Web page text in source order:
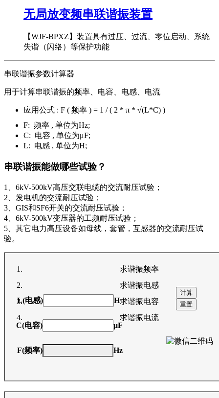
无局放变频串联谐振装置
【WJF-BPXZ】装置具有过压、过流、零位启动、系统
失谐（闪络）等保护功能
串联谐振参数计算器
用于计算串联谐振的频率、电容、电感、电流
应用公式 : F ( 频率 ) = 1 / ( 2 * π * √(L*C) )
F: 频率 , 单位为Hz;
C: 电容 , 单位为μF;
L: 电感 , 单位为H;
串联谐振能做哪些试验？
1、6kV-500kV高压交联电缆的交流耐压试验；
2、发电机的交流耐压试验；
3、GIS和SF6开关的交流耐压试验；
4、6kV-500kV变压器的工频耐压试验；
5、其它电力高压设备如母线，套管，互感器的交流耐压试
验。
求谐振频率
求谐振电感
求谐振电容
求谐振电流
L(电感) H
C(电容) μF
F(频率) Hz